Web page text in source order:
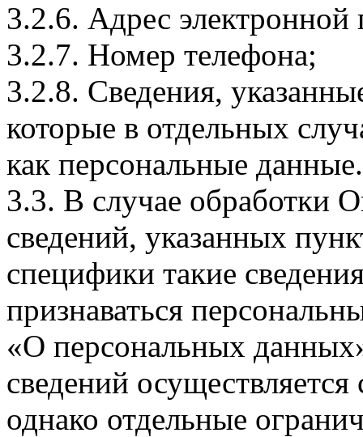
3.2.6. Адрес электронной
3.2.7. Номер телефона;
3.2.8. Сведения,
которые в отдельных
как персональные данные.
3.3. В случае обработки
сведений, указанных
специфики такие
признаваться
«О персональных
сведений
однако отдельные